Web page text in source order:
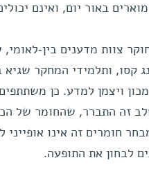
באור יום, ואינם
צוות מדענים בין-לאומי,
קסו, ותלמידי המחקר
ויצמן למדע. כן
זה התברר, שהחומר של
חומרים זה אינו
לבחון את התופעה.